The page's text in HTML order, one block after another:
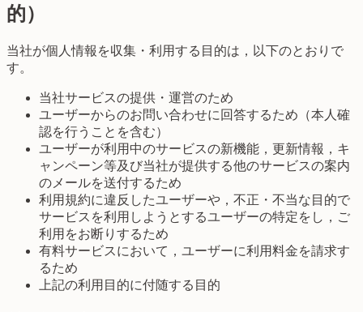
的）
当社が個人情報を収集・利用する目的は，以下のとおりで
す。
当社サービスの提供・運営のため
ユーザーからのお問い合わせに回答するため（本人確
認を行うことを含む）
ユーザーが利用中のサービスの新機能，更新情報，キ
ャンペーン等及び当社が提供する他のサービスの案内
のメールを送付するため
利用規約に違反したユーザーや，不正・不当な目的で
サービスを利用しようとするユーザーの特定をし，ご
利用をお断りするため
有料サービスにおいて，ユーザーに利用料金を請求す
るため
上記の利用目的に付随する目的